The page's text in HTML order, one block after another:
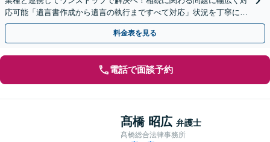
応可能「遺言書作成から遺言の執行まですべて対応」状況を丁寧にヒ
アリングしたうえで、最適な解決策をご提案いたします
料金表を見る
電話で面談予約
髙橋 昭広 弁護士
髙橋総合法律事務所